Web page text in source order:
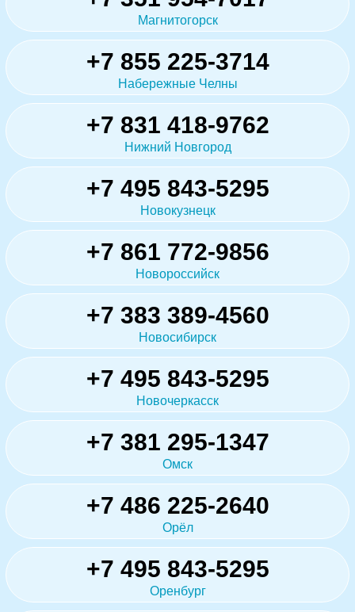
Магнитогорск
+7 855 225-3714
Набережные Челны
+7 831 418-9762
Нижний Новгород
+7 495 843-5295
Новокузнецк
+7 861 772-9856
Новороссийск
+7 383 389-4560
Новосибирск
+7 495 843-5295
Новочеркасск
+7 381 295-1347
Омск
+7 486 225-2640
Орёл
+7 495 843-5295
Оренбург